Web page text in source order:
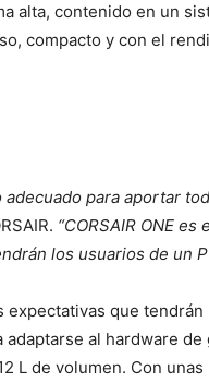
alta, contenido en un
compacto y con el
para aportar
“CORSAIR ONE
los usuarios de un
expectativas que
al hardware de
L de volumen. Con unas